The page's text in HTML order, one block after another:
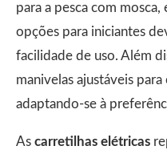
para a pesca com mosca,
opções para iniciantes
facilidade de uso. Além
manivelas ajustáveis
adaptando-se à
As carretilhas elétricas